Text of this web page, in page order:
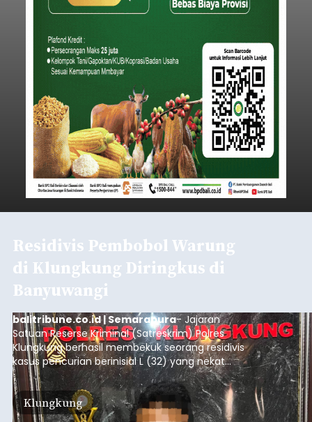
Residivis Pembobol Warung
di Klungkung Diringkus di
Banyuwangi
balitribune.co.id | Semarapura- Jajaran
Satuan Reserse Kriminal (Satreskrim) Polres
Klungkung berhasil membekuk seorang residivis
kasus pencurian berinisial L (32) yang nekat
membobol warung milik warga di Jalan Galang
Sanja, Dusun Kanginan, Desa Paksebali,
Kecamatan Dawan, Kabupaten Klungkung.
Terduga pelaku asal Jember, Jawa Timur,
Klungkung